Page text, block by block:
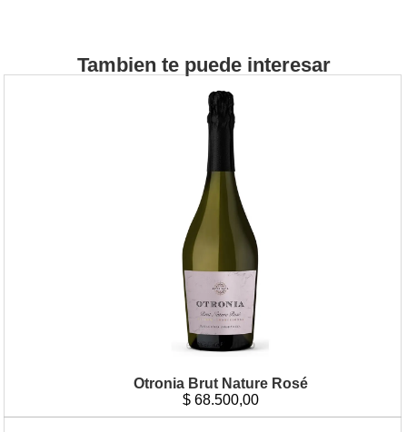
Tambien te puede interesar
Otronia Brut Nature Rosé
$ 68.500,00